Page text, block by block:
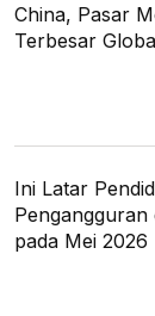
China, Pasar
Terbesar
Ini Latar
Pengangguran
pada Mei 2026